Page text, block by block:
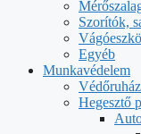
Szorítók,
Egyéb
Munkavédelem
Hegesztő